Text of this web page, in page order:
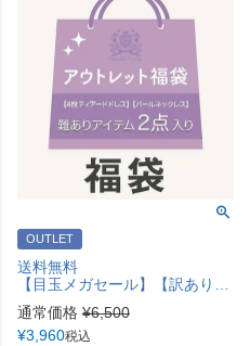
OUTLET
送料無料
【目玉メガセール】【訳あり】オーガンジー4段ティアードドレス＆1連パールネックレス 定番 福袋TAK
通常価格 ¥6,500
¥3,960税込